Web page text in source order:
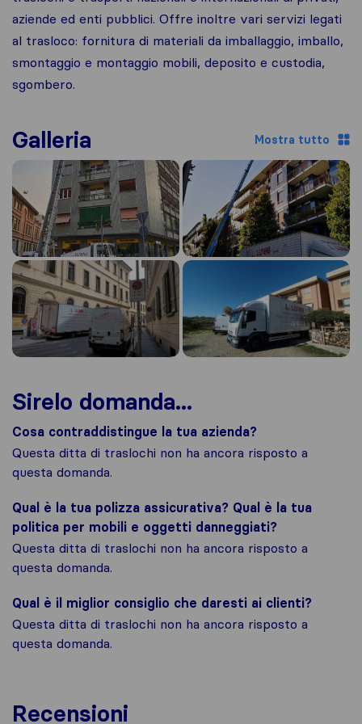
aziende ed enti pubblici. Offre inoltre vari servizi legati
al trasloco: fornitura di materiali da imballaggio, imballo,
smontaggio e montaggio mobili, deposito e custodia,
sgombero.
Galleria Mostra tutto
Sirelo domanda...
Cosa contraddistingue la tua azienda?
Questa ditta di traslochi non ha ancora risposto a
questa domanda.
Qual è la tua polizza assicurativa? Qual è la tua
politica per mobili e oggetti danneggiati?
Questa ditta di traslochi non ha ancora risposto a
questa domanda.
Qual è il miglior consiglio che daresti ai clienti?
Questa ditta di traslochi non ha ancora risposto a
questa domanda.
Recensioni